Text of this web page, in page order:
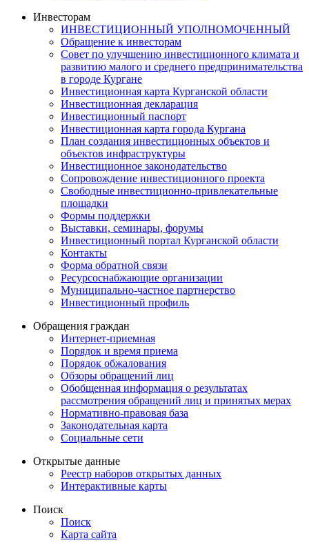
Инвесторам
ИНВЕСТИЦИОННЫЙ УПОЛНОМОЧЕННЫЙ
Обращение к инвесторам
Совет по улучшению инвестиционного климата и
развитию малого и среднего предпринимательства
в городе Кургане
Инвестиционная карта Курганской области
Инвестиционная декларация
Инвестиционный паспорт
Инвестиционная карта города Кургана
План создания инвестиционных объектов и
объектов инфраструктуры
Инвестиционное законодательство
Сопровождение инвестиционного проекта
Свободные инвестиционно-привлекательные
площадки
Формы поддержки
Выставки, семинары, форумы
Инвестиционный портал Курганской области
Контакты
Форма обратной связи
Ресурсоснабжающие организации
Муниципально-частное партнерство
Инвестиционный профиль
Обращения граждан
Интернет-приемная
Порядок и время приема
Порядок обжалования
Обзоры обращений лиц
Обобщенная информация о результатах
рассмотрения обращений лиц и принятых мерах
Нормативно-правовая база
Законодательная карта
Социальные сети
Открытые данные
Реестр наборов открытых данных
Интерактивные карты
Поиск
Поиск
Карта сайта